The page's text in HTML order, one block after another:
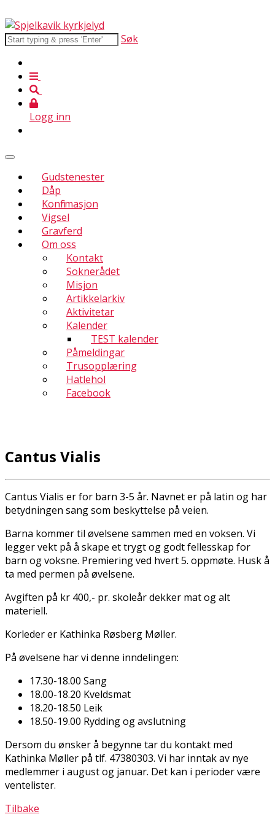
Søk
Logg inn
Gudstenester
Dåp
Konfirmasjon
Vigsel
Gravferd
Om oss
Kontakt
Soknerådet
Misjon
Artikkelarkiv
Aktivitetar
Kalender
TEST kalender
Påmeldingar
Trusopplæring
Hatlehol
Facebook
Cantus Vialis
Cantus Vialis er for barn 3-5 år. Navnet er på latin og har
betydningen sang som beskyttelse på veien.
Barna kommer til øvelsene sammen med en voksen. Vi
legger vekt på å skape et trygt og godt fellesskap for
barn og voksne. Premiering ved hvert 5. oppmøte. Husk å
ta med permen på øvelsene.
Avgiften på kr 400,- pr. skoleår dekker mat og alt
materiell.
Korleder er Kathinka Røsberg Møller.
På øvelsene har vi denne inndelingen:
17.30-18.00 Sang
18.00-18.20 Kveldsmat
18.20-18.50 Leik
18.50-19.00 Rydding og avslutning
Dersom du ønsker å begynne tar du kontakt med
Kathinka Møller på tlf. 47380303. Vi har inntak av nye
medlemmer i august og januar. Det kan i perioder være
ventelister.
Tilbake